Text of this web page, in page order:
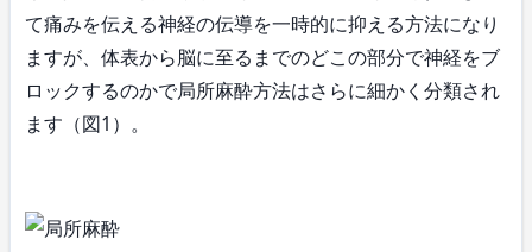
て痛みを伝える神経の伝導を一時的に抑える方法になり
ますが、体表から脳に至るまでのどこの部分で神経をブ
ロックするのかで局所麻酔方法はさらに細かく分類され
ます（図1）。